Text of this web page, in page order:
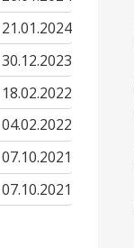
in
published
in
21.01.2024
published
in
30.12.2023
published
in
18.02.2022
published
in
04.02.2022
published
in
07.10.2021
published
in
07.10.2021